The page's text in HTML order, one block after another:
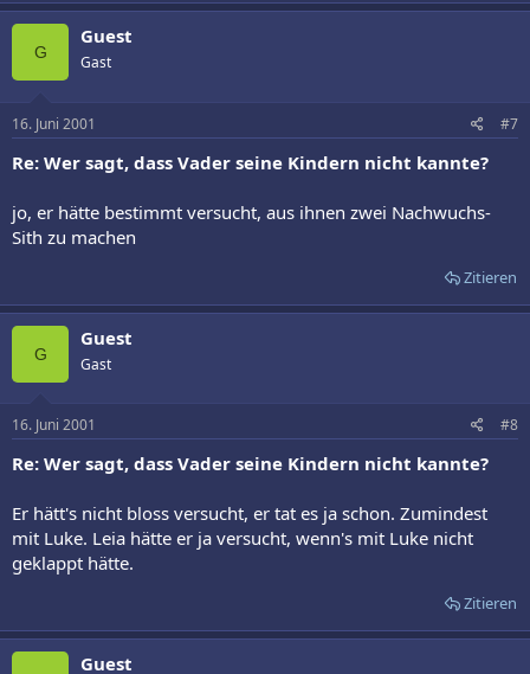
G
Guest
Gast
16. Juni 2001 #7
Re: Wer sagt, dass Vader seine Kindern nicht kannte?
jo, er hätte bestimmt versucht, aus ihnen zwei Nachwuchs-
Sith zu machen
Zitieren
G
Guest
Gast
16. Juni 2001 #8
Re: Wer sagt, dass Vader seine Kindern nicht kannte?
Er hätt's nicht bloss versucht, er tat es ja schon. Zumindest
mit Luke. Leia hätte er ja versucht, wenn's mit Luke nicht
geklappt hätte.
Zitieren
Guest